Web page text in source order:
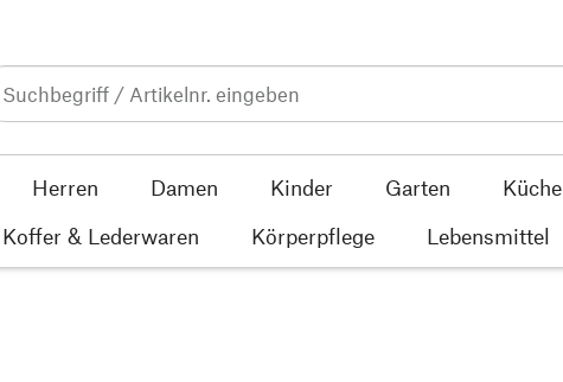
Herren Damen Kinder Garten Küche
Koffer & Lederwaren Körperpflege Lebensmittel